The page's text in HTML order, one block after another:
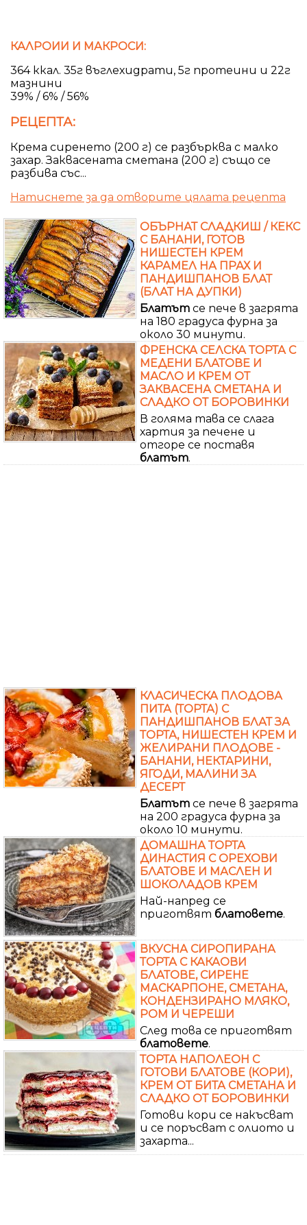
КАЛРОИИ И МАКРОСИ:
364 ккал. 35г въглехидрати, 5г протеини и 22г
мазнини
39% / 6% / 56%
РЕЦЕПТА:
Крема сиренето (200 г) се разбърква с малко
захар. Заквасената сметана (200 г) също се
разбива със...
Натиснете за да отворите цялата рецепта
ОБЪРНАТ СЛАДКИШ / КЕКС
С БАНАНИ, ГОТОВ
НИШЕСТЕН КРЕМ
КАРАМЕЛ НА ПРАХ И
ПАНДИШПАНОВ БЛАТ
(БЛАТ НА ДУПКИ)
Блатът се пече в загрята
на 180 градуса фурна за
около 30 минути.
ФРЕНСКА СЕЛСКА ТОРТА С
МЕДЕНИ БЛАТОВЕ И
МАСЛО И КРЕМ ОТ
ЗАКВАСЕНА СМЕТАНА И
СЛАДКО ОТ БОРОВИНКИ
В голяма тава се слага
хартия за печене и
отгоре се поставя
блатът.
КЛАСИЧЕСКА ПЛОДОВА
ПИТА (ТОРТА) С
ПАНДИШПАНОВ БЛАТ ЗА
ТОРТА, НИШЕСТЕН КРЕМ И
ЖЕЛИРАНИ ПЛОДОВЕ -
БАНАНИ, НЕКТАРИНИ,
ЯГОДИ, МАЛИНИ ЗА
ДЕСЕРТ
Блатът се пече в загрята
на 200 градуса фурна за
около 10 минути.
ДОМАШНА ТОРТА
ДИНАСТИЯ С ОРЕХОВИ
БЛАТОВЕ И МАСЛЕН И
ШОКОЛАДОВ КРЕМ
Най-напред се
приготвят блатовете.
ВКУСНА СИРОПИРАНА
ТОРТА С КАКАОВИ
БЛАТОВЕ, СИРЕНЕ
МАСКАРПОНЕ, СМЕТАНА,
КОНДЕНЗИРАНО МЛЯКО,
РОМ И ЧЕРЕШИ
След това се приготвят
блатовете.
ТОРТА НАПОЛЕОН С
ГОТОВИ БЛАТОВЕ (КОРИ),
КРЕМ ОТ БИТА СМЕТАНА И
СЛАДКО ОТ БОРОВИНКИ
Готови кори се накъсват
и се поръсват с олиото и
захарта...